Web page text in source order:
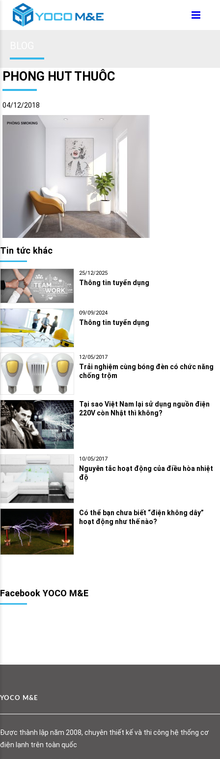
PHONG HUT THUÔC
04/12/2018
Tin tức khác
25/12/2025
Thông tin tuyển dụng
09/09/2024
Thông tin tuyển dụng
12/05/2017
Trải nghiệm cùng bóng đèn có chức năng
chống trộm
Tại sao Việt Nam lại sử dụng nguồn điện
220V còn Nhật thì không?
10/05/2017
Nguyên tắc hoạt động của điều hòa nhiệt
độ
Có thể bạn chưa biết “điện không dây”
hoạt động như thế nào?
Facebook YOCO M&E
YOCO M&E
Được thành lập năm 2008, chuyên thiết kế và thi công hệ thống cơ
điện lạnh trên toàn quốc